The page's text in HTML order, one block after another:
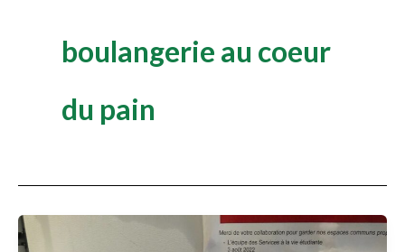
boulangerie au coeur
du pain